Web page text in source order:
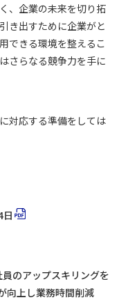
、企業の未来を切り拓
き出すために企業がと
できる環境を整えるこ
さらなる競争力を手に
対応する準備をしては
日
員のアップスキリングを
向上し業務時間削減